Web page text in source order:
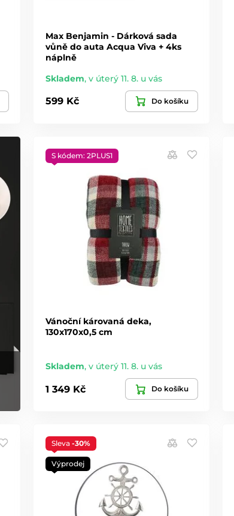
Max Benjamin - Dárková sada
vůně do auta Acqua Viva + 4ks
náplně
Skladem, v úterý 11. 8. u vás
599 Kč Do košíku
S kódem: 2PLUS1
Vánoční károvaná deka,
130x170x0,5 cm
Skladem, v úterý 11. 8. u vás
1 349 Kč Do košíku
Sleva -30%
Výprodej